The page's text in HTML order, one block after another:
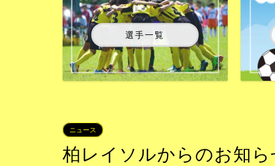
選手一覧
ニュース
柏レイソルからのお知